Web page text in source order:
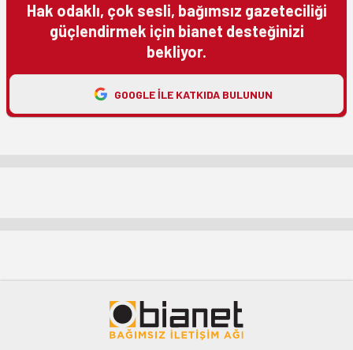
Hak odaklı, çok sesli, bağımsız gazeteciliği
güçlendirmek için bianet desteğinizi
bekliyor.
GOOGLE ILE KATKIDA BULUNUN